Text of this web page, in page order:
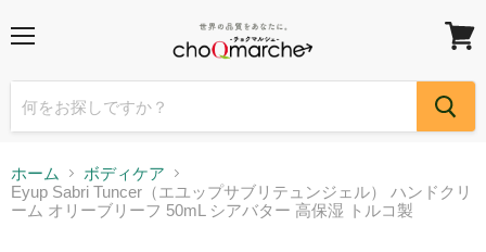
ュ
ー
ト
を
ホーム
ボディケア
Eyup Sabri Tuncer（エユップサブリテュンジェル） ハンドクリ
ーム オリーブリーフ 50mL シアバター 高保湿 トルコ製